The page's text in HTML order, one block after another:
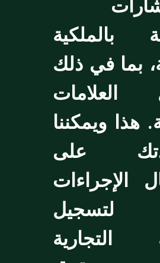
بالملكية
بما في ذلك
العلامات
هذا ويمكننا
على
الإجراءات
لتسجيل
التجارية